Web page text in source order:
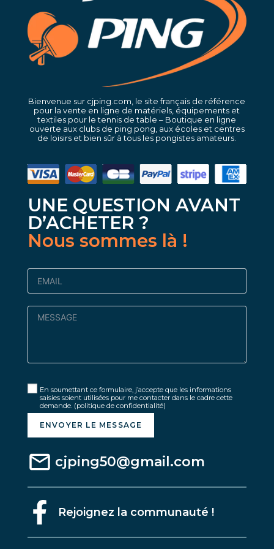
Bienvenue sur cjping.com, le site français de référence
pour la vente en ligne de matériels, équipements et
textiles pour le tennis de table – Boutique en ligne
ouverte aux clubs de ping pong, aux écoles et centres
de loisirs et bien sûr à tous les pongistes amateurs.
UNE QUESTION AVANT
D’ACHETER ?
Nous sommes là !
En soumettant ce formulaire, j’accepte que les informations
saisies soient utilisées pour me contacter dans le cadre cette
demande. (politique de confidentialité)
ENVOYER LE MESSAGE
cjping50@gmail.com
Rejoignez la communauté !